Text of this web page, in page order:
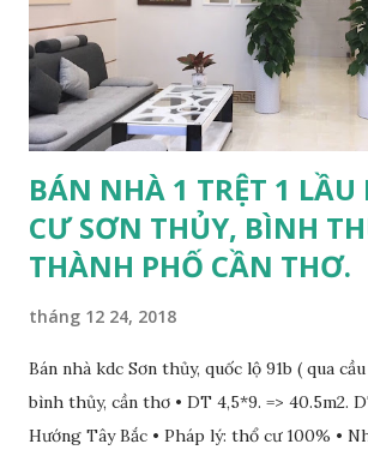
(Thương lượng 5) https://
0932.959.131.TÙNG ADD ZALO ĐỂ XEM
CLICK VÀO LINK BÊN TRÊN ĐỂ THAM
NHIỀU SẢN PHẨM.
BÁN NHÀ 1 TRỆT 1 LẦU
CƯ SƠN THỦY, BÌNH
THÀNH PHỐ CẦN THƠ.
tháng 12 24, 2018
Bán nhà kdc Sơn thủy, quốc lộ 91b ( qua
bình thủy, cần thơ • DT 4,5*9. => 40.5m2.
Hướng Tây Bắc • Pháp lý: thổ cư 100% •